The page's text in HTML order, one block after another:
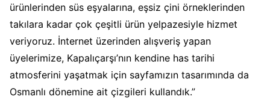
ürünlerinden süs eşyalarına, eşsiz çini örneklerinden
takılara kadar çok çeşitli ürün yelpazesiyle hizmet
veriyoruz. İnternet üzerinden alışveriş yapan
üyelerimize, Kapalıçarşı’nın kendine has tarihi
atmosferini yaşatmak için sayfamızın tasarımında da
Osmanlı dönemine ait çizgileri kullandık.”